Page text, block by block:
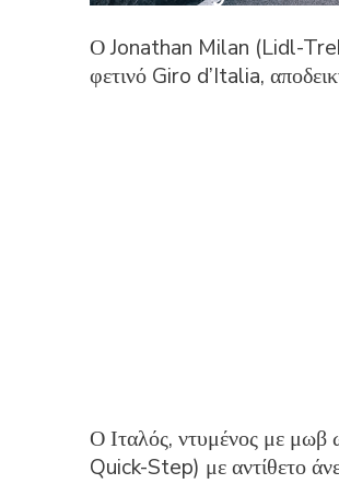
Ο Jonathan Milan (Lidl-Trek)
φετινό Giro d’Italia,
Ο Ιταλός, ντυμένος με
Quick-Step) με αντίθετο